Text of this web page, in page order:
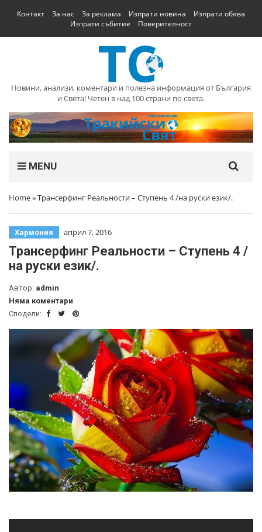
Контакт За нас За реклама Изпрати новина
Изпрати обява
Изпрати събитие
Поверителност
Новини, анализи, коментари и полезна информация от България
и Света! Четен в над 100 страни по света.
MENU
Home»Трансерфинг Реальности – Ступень 4 /на руски език/.
Хармония април 7, 2016
Трансерфинг Реальности – Ступень 4 /
на руски език/.
Автор: admin
Няма коментари
Сподели: